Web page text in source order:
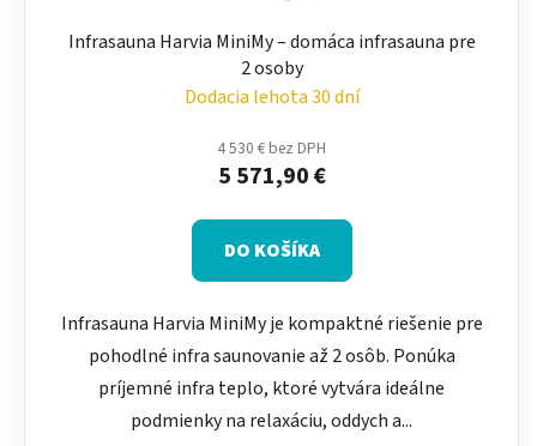
Infrasauna Harvia MiniMy – domáca infrasauna pre
2 osoby
Dodacia lehota 30 dní
4 530 € bez DPH
5 571,90 €
DO KOŠÍKA
Infrasauna Harvia MiniMy je kompaktné riešenie pre
pohodlné infra saunovanie až 2 osôb. Ponúka
príjemné infra teplo, ktoré vytvára ideálne
podmienky na relaxáciu, oddych a...